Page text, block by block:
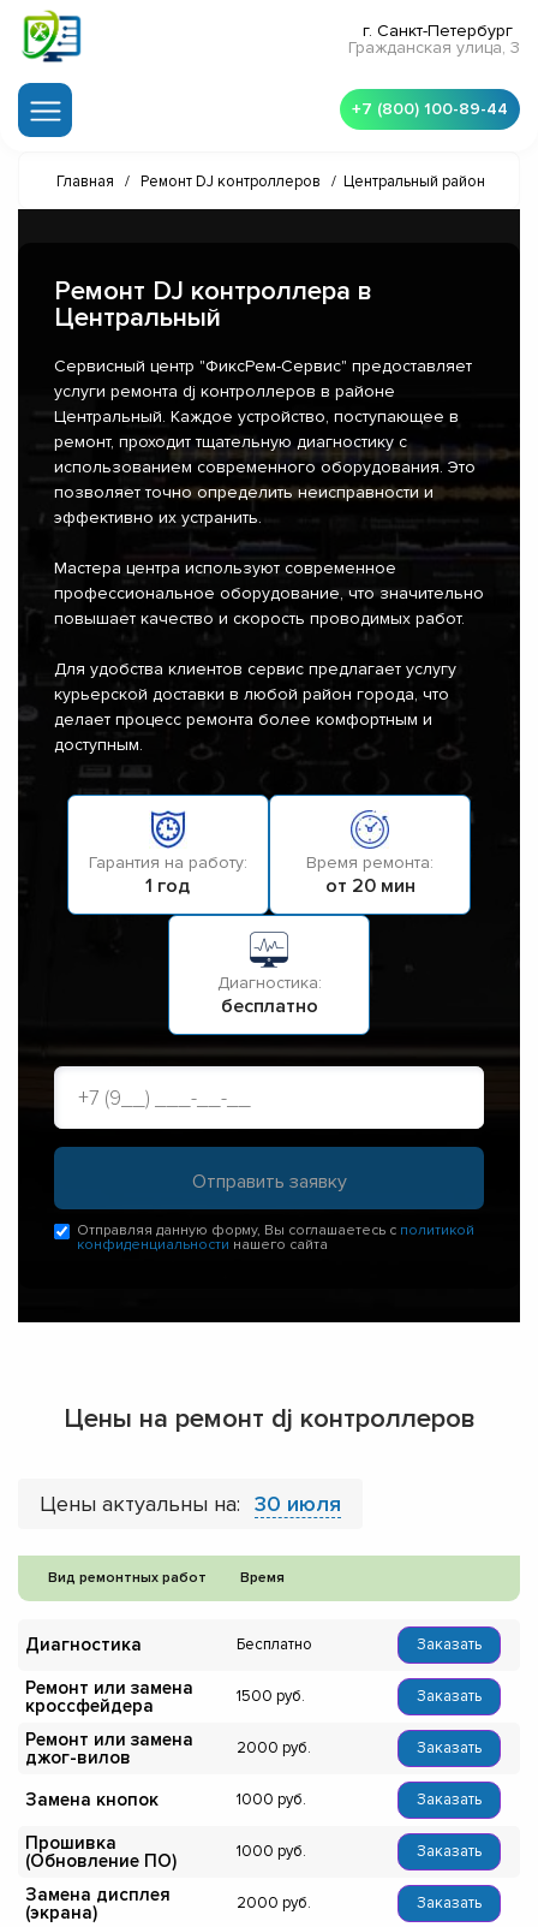
г. Санкт-Петербург
Гражданская улица, 3
+7 (800) 100-89-44
Главная / Ремонт DJ контроллеров / Центральный район
Ремонт DJ контроллера в
Центральный
Сервисный центр "ФиксРем-Сервис" предоставляет
услуги ремонта dj контроллеров в районе
Центральный. Каждое устройство, поступающее в
ремонт, проходит тщательную диагностику с
использованием современного оборудования. Это
позволяет точно определить неисправности и
эффективно их устранить.
Мастера центра используют современное
профессиональное оборудование, что значительно
повышает качество и скорость проводимых работ.
Для удобства клиентов сервис предлагает услугу
курьерской доставки в любой район города, что
делает процесс ремонта более комфортным и
доступным.
Гарантия на работу:
1 год
Время ремонта:
от 20 мин
Диагностика:
бесплатно
Отправляя данную форму, Вы соглашаетесь с политикой
конфиденциальности нашего сайта
Цены на ремонт dj контроллеров
Цены актуальны на: 30 июля
Вид ремонтных работ Время
Диагностика Бесплатно Заказать
Ремонт или замена
кроссфейдера
1500 Заказать
Ремонт или замена
джог-вилов
2000 Заказать
Замена кнопок 1000 Заказать
Прошивка
(Обновление ПО)
1000 Заказать
Замена дисплея
(экрана)
2000 Заказать